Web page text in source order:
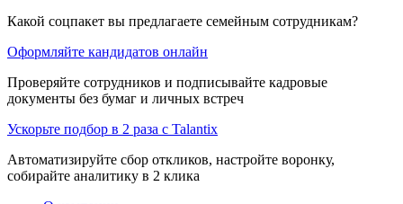
Какой соцпакет вы предлагаете семейным сотрудникам?
Оформляйте кандидатов онлайн
Проверяйте сотрудников и подписывайте кадровые
документы без бумаг и личных встреч
Ускорьте подбор в 2 раза с Talantix
Автоматизируйте сбор откликов, настройте воронку,
собирайте аналитику в 2 клика